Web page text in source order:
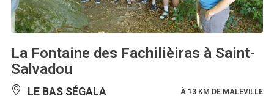
La Fontaine des Fachilièiras à Saint-
Salvadou
LE BAS SÉGALA À 13 KM DE MALEVILLE